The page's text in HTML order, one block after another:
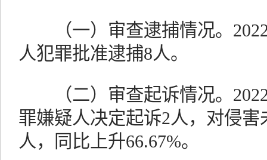
（一）审查逮捕情况。2022
人犯罪批准逮捕8人。
（二）审查起诉情况。2022
罪嫌疑人决定起诉2人，对侵
人，同比上升66.67%。